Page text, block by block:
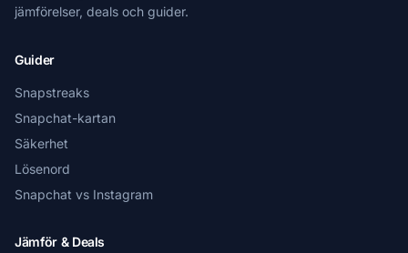
jämförelser, deals och guider.
Guider
Snapstreaks
Snapchat-kartan
Säkerhet
Lösenord
Snapchat vs Instagram
Jämför & Deals